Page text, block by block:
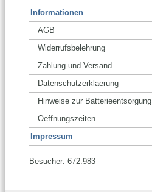
Informationen
AGB
Widerrufsbelehrung
Zahlung-und Versand
Datenschutzerklaerung
Hinweise zur Batterieentsorgung
Oeffnungszeiten
Impressum
Besucher: 672.983